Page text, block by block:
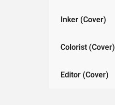
Inker (Cover)
Colorist (Cover)
Editor (Cover)